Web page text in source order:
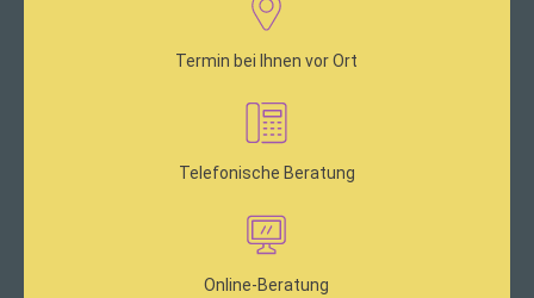
Termin bei Ihnen vor Ort
Telefonische Beratung
Online-Beratung